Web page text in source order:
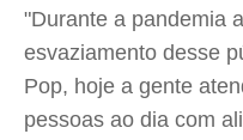
"Durante a pandemia
esvaziamento desse
Pop, hoje a gente
pessoas ao dia com